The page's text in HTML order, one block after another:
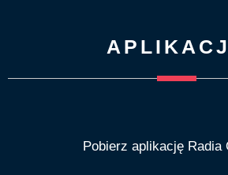
Pobierz aplikację Radia